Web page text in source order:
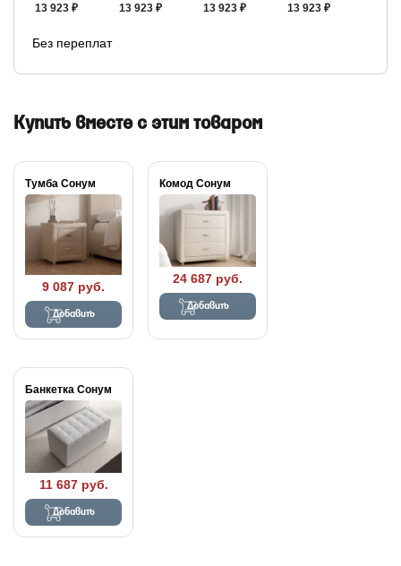
13 923 ₽
13 923 ₽
13 923 ₽
13 923 ₽
Без переплат
Купить вместе с этим товаром
Тумба Сонум
9 087 руб.
Добавить
Комод Сонум
24 687 руб.
Добавить
Банкетка Сонум
11 687 руб.
Добавить